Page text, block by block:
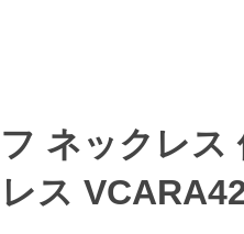
ネックレ
ス